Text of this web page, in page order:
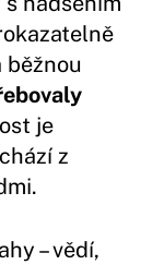
běžnou
je
z
– vědí,